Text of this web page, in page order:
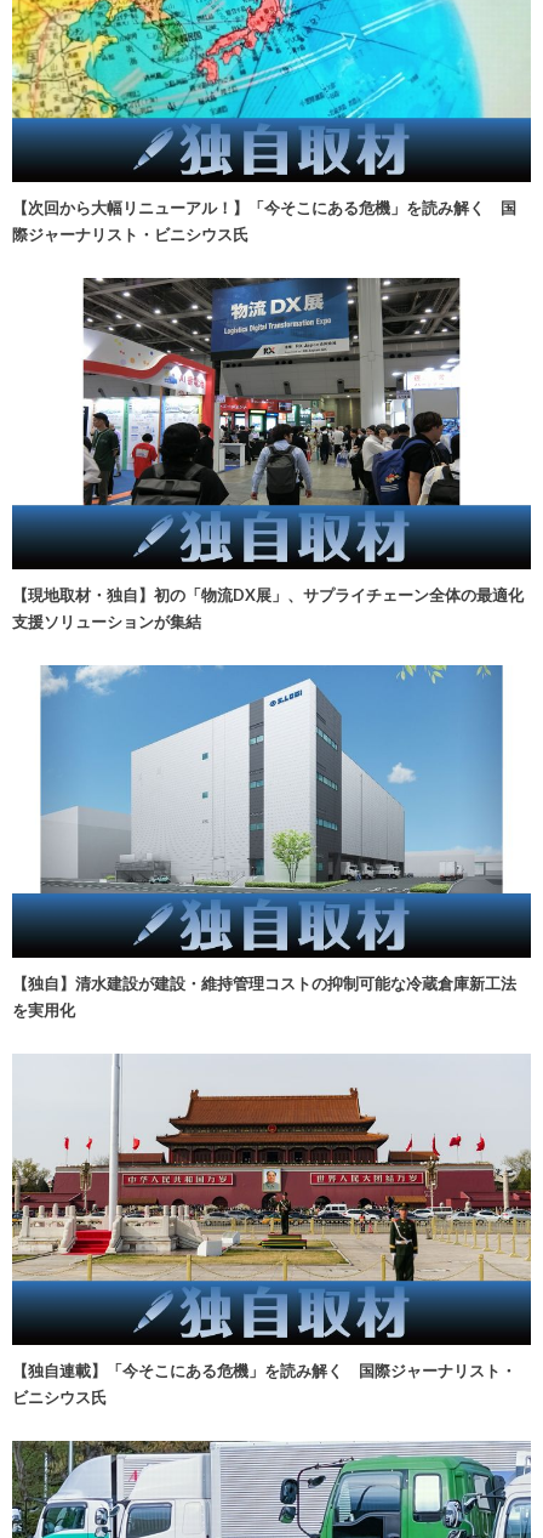
【次回から大幅リニューアル！】「今そこにある危機」を読み解く 国
際ジャーナリスト・ビニシウス氏
【現地取材・独自】初の「物流DX展」、サプライチェーン全体の最適化
支援ソリューションが集結
【独自】清水建設が建設・維持管理コストの抑制可能な冷蔵倉庫新工法
を実用化
【独自連載】「今そこにある危機」を読み解く 国際ジャーナリスト・
ビニシウス氏